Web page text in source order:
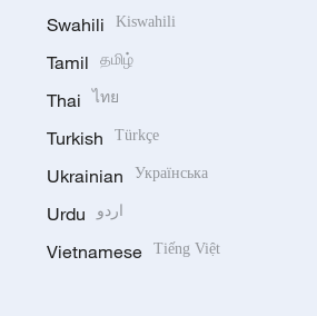
Swahili Kiswahili
Tamil தமிழ்
Thai ไทย
Turkish Türkçe
Ukrainian Українська
Urdu اردو
Vietnamese Tiếng Việt